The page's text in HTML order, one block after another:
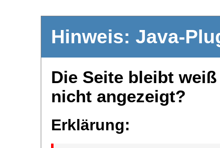
Hinweis: Java-
Die Seite bleibt
nicht angezeigt?
Erklärung: